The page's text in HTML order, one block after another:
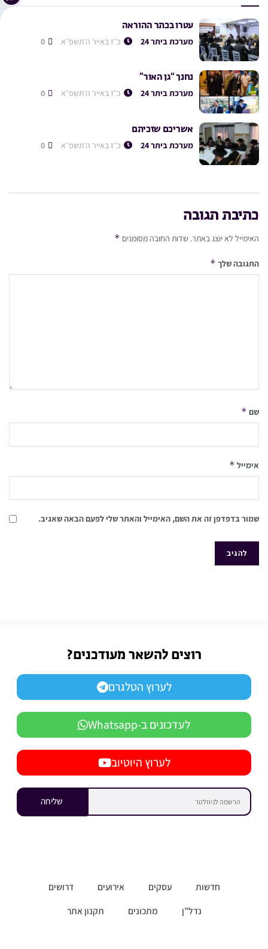
עטרו בכתר ההוראה
מערכת ביתר 24 כ״ז באייר ה׳תשפ״א
נחנך “גן האור”
מערכת ביתר 24 כ״ז באייר ה׳תשפ״א
אשריכם שזכיתם
מערכת ביתר 24 כ״ז באייר ה׳תשפ״א
כתיבת תגובה
האימייל לא יוצג באתר. שדות החובה מסומנים *
התגובה שלך *
שם *
אימייל *
שמור בדפדפן זה את השם, האימייל והאתר שלי לפעם הבאה שאגיב.
רוצים להשאר מעודכנים?
לערוץ הטלגרם
לעדכונים ב-Whatsapp
לערוץ היוטיוב
שליחה
חדשות עסקים אירועים
דרושים
נדל”ן
מתכונים תקנון אתר